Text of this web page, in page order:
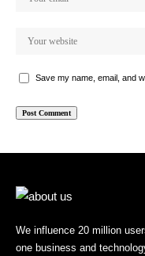
Save my name, email, and
We influence 20 million
one business and